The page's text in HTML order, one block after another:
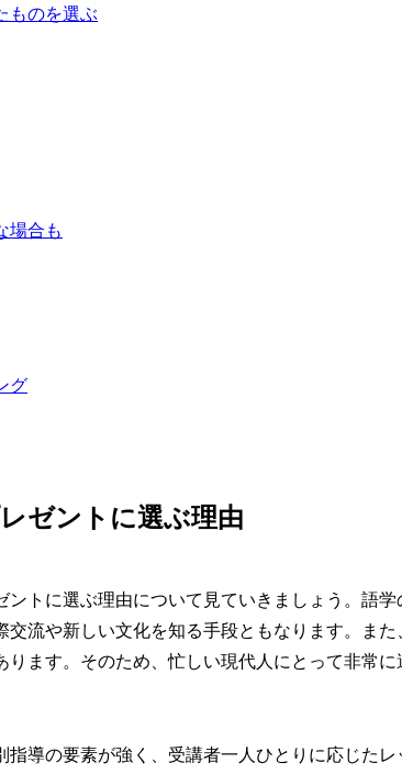
ものを選ぶ
場合も
グ
ゼントに選ぶ理由
ントに選ぶ理由について見ていきましょう。語
交流や新しい文化を知る手段ともなります。ま
ります。そのため、忙しい現代人にとって非常
指導の要素が強く、受講者一人ひとりに応じた